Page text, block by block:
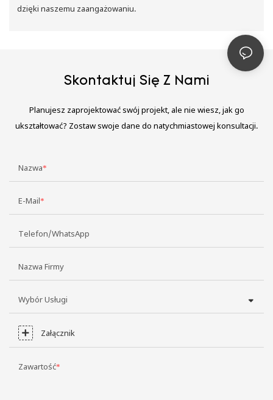
dzięki naszemu zaangażowaniu.
Skontaktuj Się Z Nami
Planujesz zaprojektować swój projekt, ale nie wiesz, jak go
ukształtować? Zostaw swoje dane do natychmiastowej konsultacji.
Nazwa
E-Mail
Telefon/WhatsApp
Nazwa Firmy
Wybór Usługi
Załącznik
Zawartość